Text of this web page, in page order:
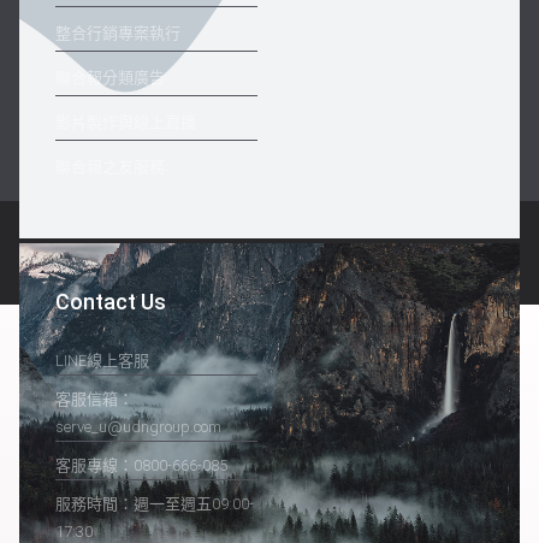
整合行銷專案執行
聯合報分類廣告
Contact Us
LINE線上客服
客服信箱：
serve_u@udngroup.com
客服專線：0800-666-085
服務時間：週一至週五09:00-
17:30
WordPress.